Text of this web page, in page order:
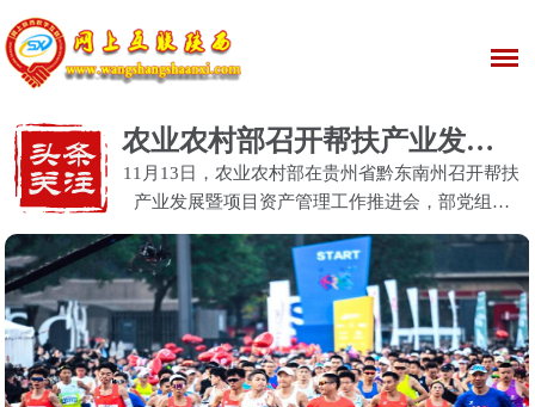
农业农村部召开帮扶产业发展暨项目资产管理工作推进会
11月13日，农业农村部在贵州省黔东南州召开帮扶
产业发展暨项目资产管理工作推进会，部党组书
记、部长韩俊出席并讲话。会议强调，要深入学习
贯彻习近平总书记重要指示批示精神，贯彻落实党
中央、国务院决策部署，